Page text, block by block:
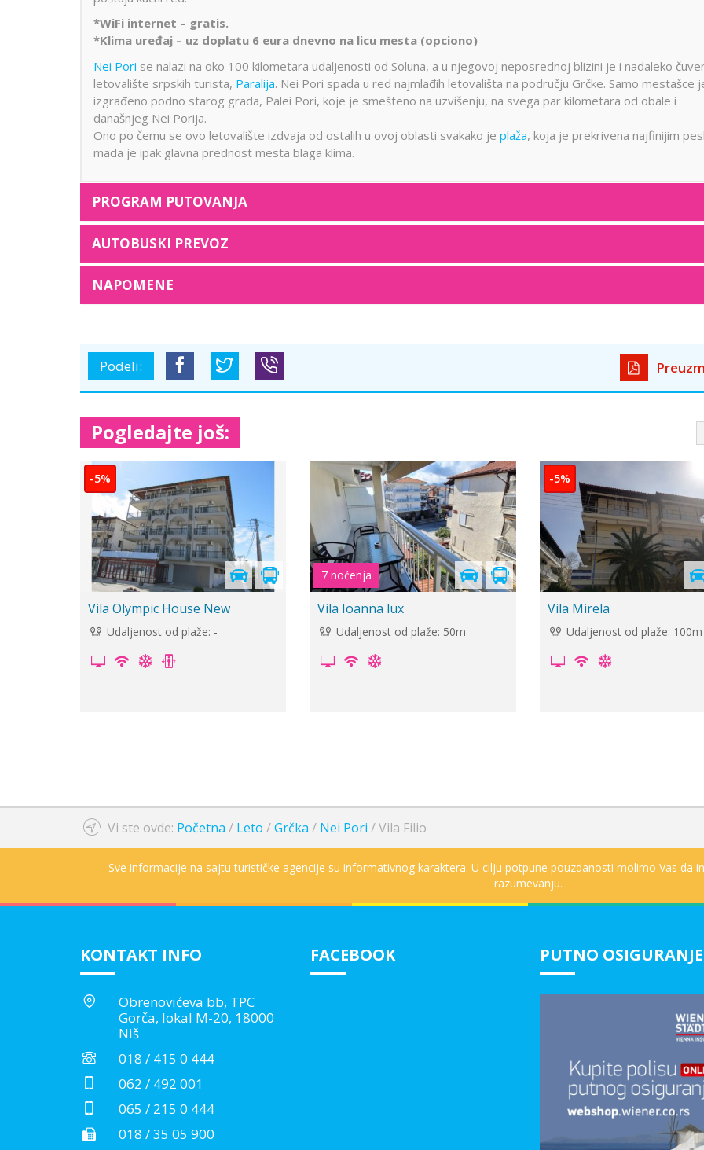
*WiFi internet – gratis.
*Klima uređaj – uz doplatu 6 eura dnevno na licu mesta (opciono)
Nei Pori se nalazi na oko 100 kilometara udaljenosti od Soluna, a u njegovoj neposrednoj blizini je i nadaleko
letovalište srpskih turista, Paralija. Nei Pori spada u red najmlađih letovališta na području Grčke. Samo mestašce
izgrađeno podno starog grada, Palei Pori, koje je smešteno na uzvišenju, na svega par kilometara od obale i
današnjeg Nei Porija.
Ono po čemu se ovo letovalište izdvaja od ostalih u ovoj oblasti svakako je plaža, koja je prekrivena najfinijim
mada je ipak glavna prednost mesta blaga klima.
PROGRAM PUTOVANJA
AUTOBUSKI PREVOZ
NAPOMENE
Podeli:
Pogledajte još:
-10%
duplex
Vila Glikeria
Udaljenost od plaže: 150m
Vila Maria
Udaljenost od plaže: 150m
-5%
Vila Twins rooms
Udaljenost od plaže: 220m
Vi ste ovde: Početna / Leto /Grčka / Nei Pori /Vila Filio
Sve informacije na sajtu turističke agencije su informativnog karaktera. U cilju potpune pouzdanosti molimo Vas da
razumevanju.
KONTAKT INFO
Obrenovićeva bb, TPC
Gorča, lokal M-20, 18000
Niš
018 / 415 0 444
062 / 492 001
065 / 215 0 444
018 / 35 05 900
FACEBOOK PUTNO OSIGURANJE